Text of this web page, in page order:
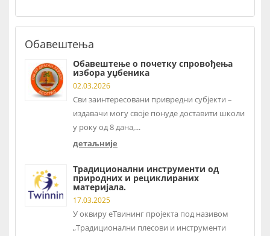
Обавештења
Обавештење о почетку спровођења
избора уџбеника
02.03.2026
Сви заинтересовани привредни субјекти –
издавачи могу своје понуде доставити школи
у року од 8 дана,...
детаљније
Традиционални инструменти од
природних и рециклираних
материјала.
17.03.2025
У оквиру еТвининг пројекта под називом
„Традиционални плесови и инструменти